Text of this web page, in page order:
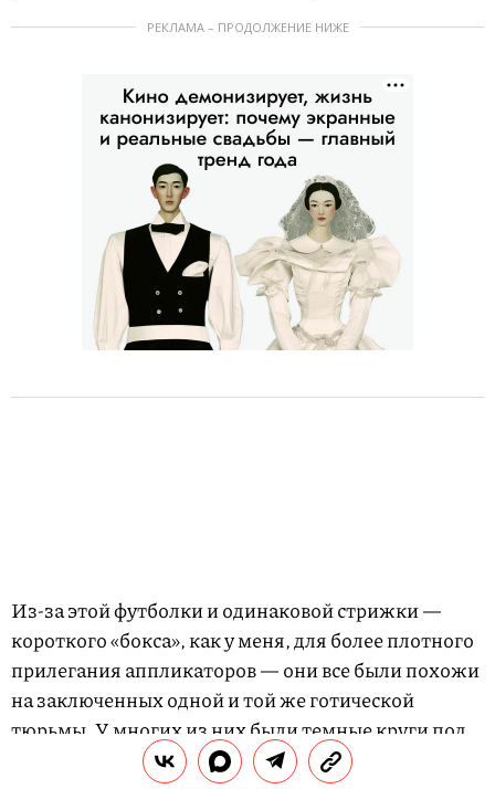
РЕКЛАМА – ПРОДОЛЖЕНИЕ НИЖЕ
Из-за этой футболки и одинаковой стрижки —
короткого «бокса», как у меня, для более плотного
прилегания аппликаторов — они все были похожи
на заключенных одной и той же готической
тюрьмы. У многих из них были темные круги под
глазами. Я не удивилась. Эта шайка — основной